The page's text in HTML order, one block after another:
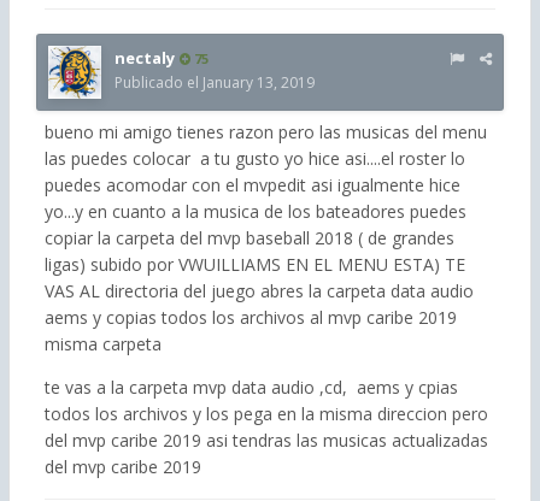
nectaly 75
Publicado el January 13, 2019
bueno mi amigo tienes razon pero las musicas del menu
las puedes colocar a tu gusto yo hice asi....el roster lo
puedes acomodar con el mvpedit asi igualmente hice
yo...y en cuanto a la musica de los bateadores puedes
copiar la carpeta del mvp baseball 2018 ( de grandes
ligas) subido por VWUILLIAMS EN EL MENU ESTA) TE
VAS AL directoria del juego abres la carpeta data audio
aems y copias todos los archivos al mvp caribe 2019
misma carpeta
te vas a la carpeta mvp data audio ,cd, aems y cpias
todos los archivos y los pega en la misma direccion pero
del mvp caribe 2019 asi tendras las musicas actualizadas
del mvp caribe 2019